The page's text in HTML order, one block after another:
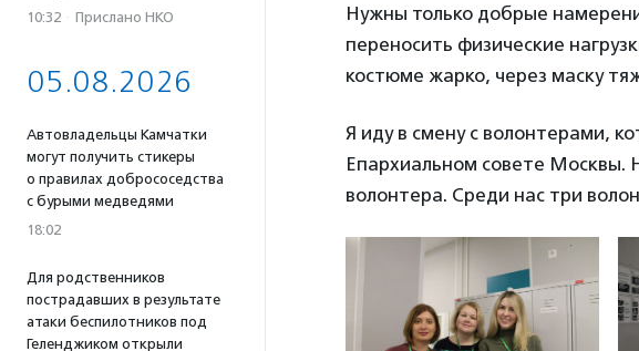
10:32 · Прислано НКО
05.08.2026
Автовладельцы Камчатки
могут получить стикеры
о правилах добрососедства
с бурыми медведями
18:02
Для родственников
пострадавших в результате
атаки беспилотников под
Геленджиком открыли
Нужны только добрые
переносить физические
костюме жарко, через маску
Я иду в смену с волонтерами,
Епархиальном совете Москвы.
волонтера. Среди нас три